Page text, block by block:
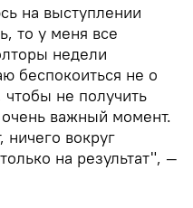
на выступлении
то у меня все
недели
беспокоиться не о
не получить
важный момент.
ничего вокруг
на результат", —